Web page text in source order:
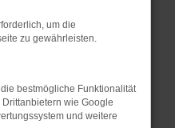
Werbeblocker,
Seiten
die Seite in einem
vorübergehende
um die
zu gewährleisten.
bestmögliche Funktionalität
wie Google
und weitere